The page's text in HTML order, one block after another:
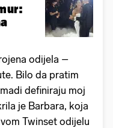
odijela –
Bilo da pratim
definiraju moj
je Barbara, koja
Twinset odijelu